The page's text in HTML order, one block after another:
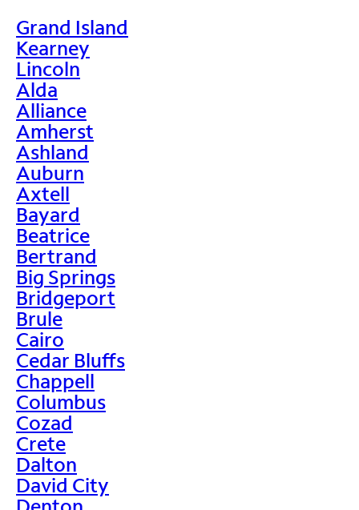
Grand Island
Kearney
Lincoln
Alda
Alliance
Amherst
Ashland
Auburn
Axtell
Bayard
Beatrice
Bertrand
Big Springs
Bridgeport
Brule
Cairo
Cedar Bluffs
Chappell
Columbus
Cozad
Crete
Dalton
David City